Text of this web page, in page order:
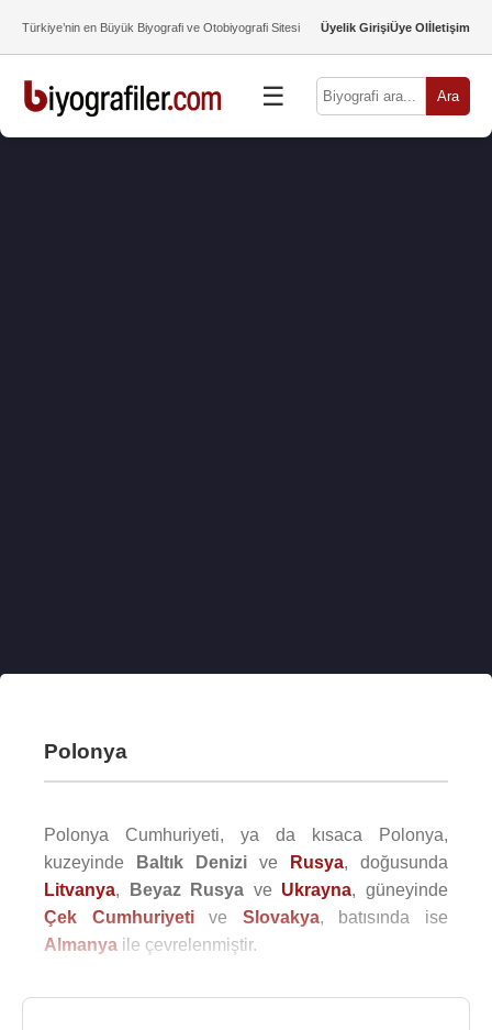
Türkiye’nin en Büyük Biyografi ve Otobiyografi Sitesi Üyelik GirişiÜye Olİletişim
☰ Ara
Polonya
Polonya Cumhuriyeti, ya da kısaca Polonya,
kuzeyinde
Baltık Denizi ve Rusya, doğusunda
Litvanya, Beyaz Rusya ve Ukrayna, güneyinde
Çek Cumhuriyetive Slovakya, batısında ise
Almanya ile çevrelenmiştir.